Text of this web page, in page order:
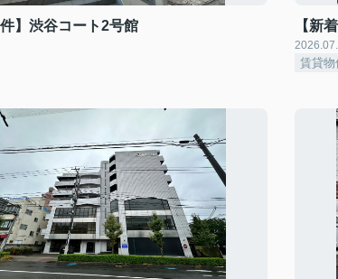
件】渋谷コート2号館 【新
賃貸物